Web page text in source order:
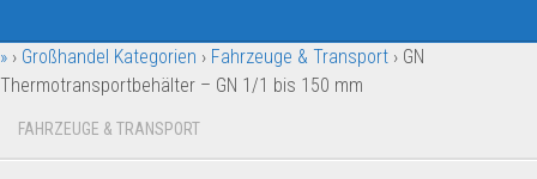
Garten & Werkzeug
Geschäft, Büro & Schreibwaren
Geschenkartikel
» › Großhandel Kategorien › Fahrzeuge & Transport › GN
Thermotransportbehälter – GN 1/1 bis 150 mm
FAHRZEUGE & TRANSPORT